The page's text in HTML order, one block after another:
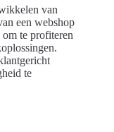
van
een webshop
te profiteren
te